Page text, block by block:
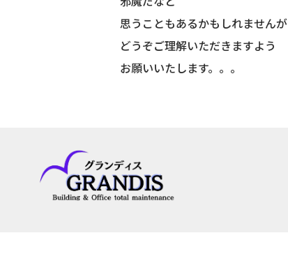
思うこともあるかもしれませんが
どうぞご理解いただきますよう
お願いいたします。。。